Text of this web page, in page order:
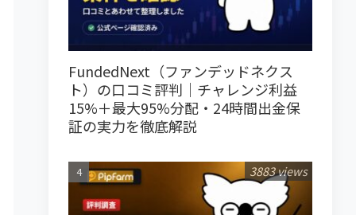
FundedNext（ファンデッドネクス
ト）の口コミ評判｜チャレンジ利益
15%＋最大95%分配・24時間出金保
証の実力を徹底解説
3883 views